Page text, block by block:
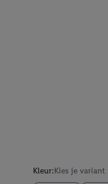
Kleur:Kies je variant